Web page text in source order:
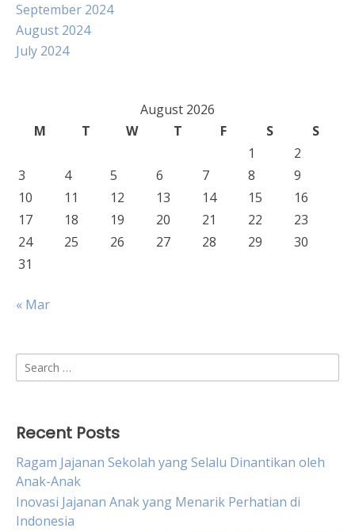
September 2024
August 2024
July 2024
August 2026
M
T W T F S
S
1
2
3
4 5 6 7 8
9
10
11 12 13 14 15
16
17
18 19 20 21 22
23
24
25 26 27 28 29
30
31
« Mar
Search
for:
Recent Posts
Ragam Jajanan Sekolah yang Selalu Dinantikan oleh
Anak-Anak
Inovasi Jajanan Anak yang Menarik Perhatian di
Indonesia